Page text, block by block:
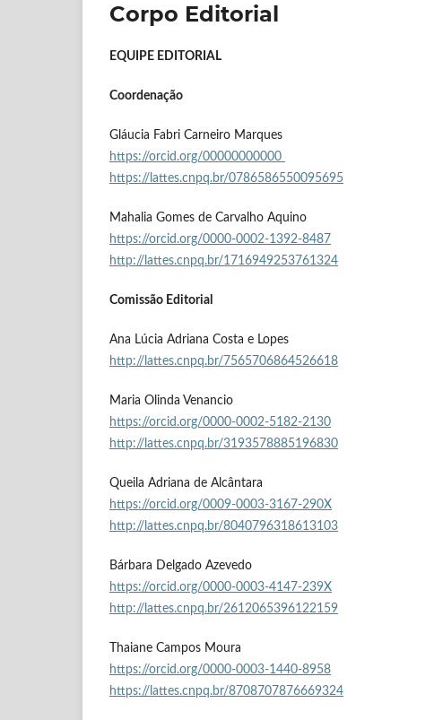
Corpo Editorial
EQUIPE EDITORIAL
Coordenação
Gláucia Fabri Carneiro Marques
https://orcid.org/00000000000
https://lattes.cnpq.br/0786586550095695
Mahalia Gomes de Carvalho Aquino
https://orcid.org/0000-0002-1392-8487
http://lattes.cnpq.br/1716949253761324
Comissão Editorial
Ana Lúcia Adriana Costa e Lopes
http://lattes.cnpq.br/7565706864526618
Maria Olinda Venancio
https://orcid.org/0000-0002-5182-2130
http://lattes.cnpq.br/3193578885196830
Queila Adriana de Alcântara
https://orcid.org/0009-0003-3167-290X
http://lattes.cnpq.br/8040796318613103
Bárbara Delgado Azevedo
https://orcid.org/0000-0003-4147-239X
http://lattes.cnpq.br/2612065396122159
Thaiane Campos Moura
https://orcid.org/0000-0003-1440-8958
https://lattes.cnpq.br/8708707876669324